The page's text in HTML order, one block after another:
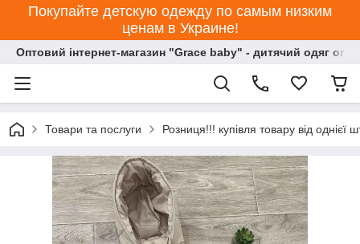
Покупайте детскую одежду по самым низким
ценам в Украине!
Оптовий інтернет-магазин "Grace baby" - дитячий одяг
Товари та послуги Розниця!!! купівля товару від однієї